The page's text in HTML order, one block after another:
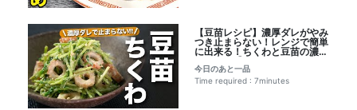
【豆苗レシピ】濃厚ダレがやみ
つき止まらない！レンジで簡単
に出来る！ちくわと豆苗の濃厚
【副菜レシピ】｜今日のあと一
品のレシピ書き起こし
今日のあと一品
Time required : 7minutes